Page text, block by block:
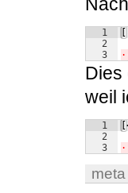
1
2
3
Dies
weil
1
2
3
meta